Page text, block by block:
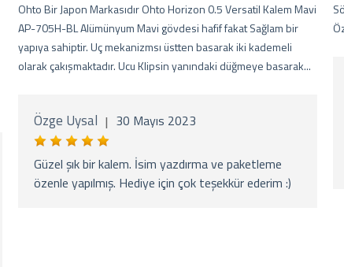
Ohto Bir Japon Markasıdır Ohto Horizon 0.5 Versatil Kalem Mavi
AP-705H-BL Alümünyum Mavi gövdesi hafif fakat Sağlam bir
yapıya sahiptir. Uç mekanizmsı üstten basarak iki kademeli
olarak çakışmaktadır. Ucu Klipsin yanındaki düğmeye basarak...
Özge Uysal | 30 Mayıs 2023
Güzel şık bir kalem. İsim yazdırma ve paketleme
özenle yapılmış. Hediye için çok teşekkür ederim :)